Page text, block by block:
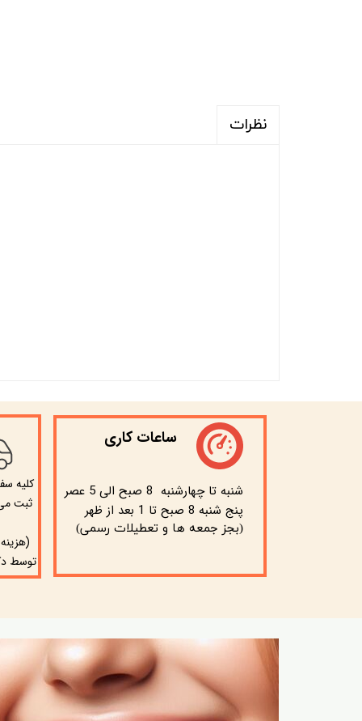
نظرات
​کلیه
ثبت
توسط
ساعات کاری
شنبه تا چهارشنبه 8 صبح الی 5 عصر
پنج شنبه 8 صبح تا 1 بعد از ظهر
(بجز جمعه ها و تعطیلات رسمی)